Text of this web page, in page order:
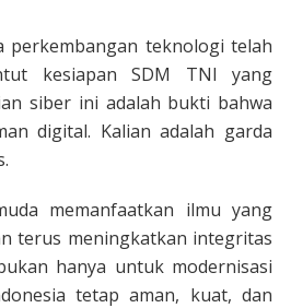
perkembangan teknologi telah
kesiapan SDM TNI yang
siber ini adalah bukti bahwa
digital. Kalian adalah garda
memanfaatkan ilmu yang
terus meningkatkan integritas
hanya untuk modernisasi
tetap aman, kuat, dan